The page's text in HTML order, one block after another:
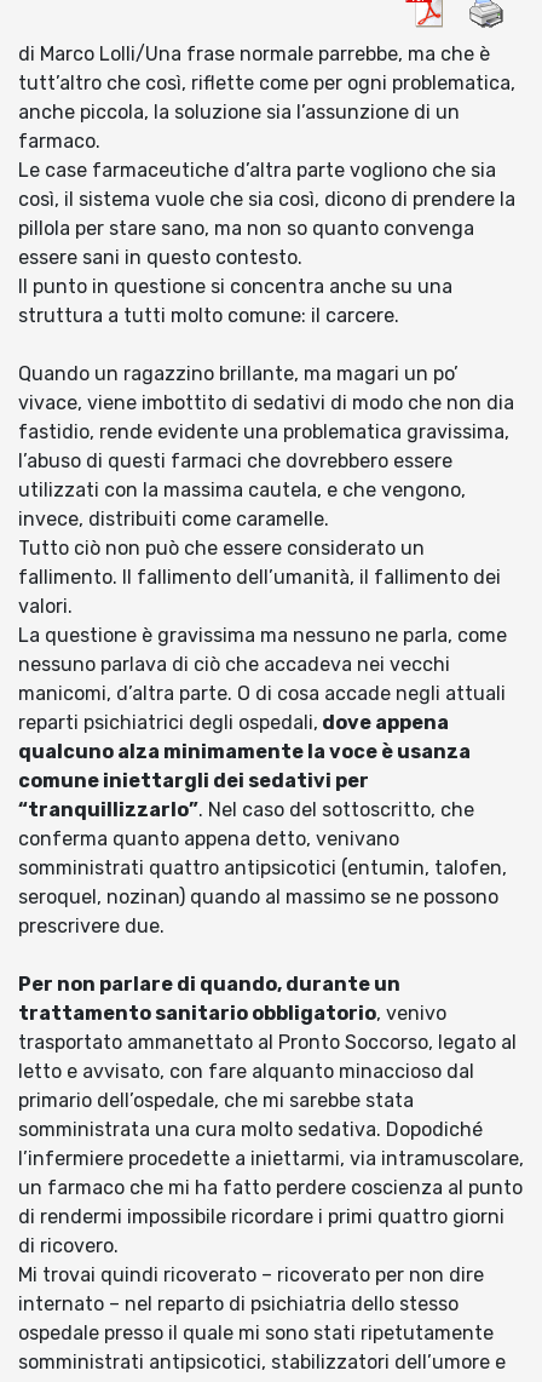
di Marco Lolli/Una frase normale parrebbe, ma che è
tutt’altro che così, riflette come per ogni problematica,
anche piccola, la soluzione sia l’assunzione di un
farmaco.
Le case farmaceutiche d’altra parte vogliono che sia
così, il sistema vuole che sia così, dicono di prendere la
pillola per stare sano, ma non so quanto convenga
essere sani in questo contesto.
Il punto in questione si concentra anche su una
struttura a tutti molto comune: il carcere.
Quando un ragazzino brillante, ma magari un po’
vivace, viene imbottito di sedativi di modo che non dia
fastidio, rende evidente una problematica gravissima,
l’abuso di questi farmaci che dovrebbero essere
utilizzati con la massima cautela, e che vengono,
invece, distribuiti come caramelle.
Tutto ciò non può che essere considerato un
fallimento. Il fallimento dell’umanità, il fallimento dei
valori.
La questione è gravissima ma nessuno ne parla, come
nessuno parlava di ciò che accadeva nei vecchi
manicomi, d’altra parte. O di cosa accade negli attuali
reparti psichiatrici degli ospedali, dove appena
qualcuno alza minimamente la voce è usanza
comune iniettargli dei sedativi per
“tranquillizzarlo”. Nel caso del sottoscritto, che
conferma quanto appena detto, venivano
somministrati quattro antipsicotici (entumin, talofen,
seroquel, nozinan) quando al massimo se ne possono
prescrivere due.
Per non parlare di quando, durante un
trattamento sanitario obbligatorio, venivo
trasportato ammanettato al Pronto Soccorso, legato al
letto e avvisato, con fare alquanto minaccioso dal
primario dell’ospedale, che mi sarebbe stata
somministrata una cura molto sedativa. Dopodiché
l’infermiere procedette a iniettarmi, via intramuscolare,
un farmaco che mi ha fatto perdere coscienza al punto
di rendermi impossibile ricordare i primi quattro giorni
di ricovero.
Mi trovai quindi ricoverato – ricoverato per non dire
internato – nel reparto di psichiatria dello stesso
ospedale presso il quale mi sono stati ripetutamente
somministrati antipsicotici, stabilizzatori dell’umore e